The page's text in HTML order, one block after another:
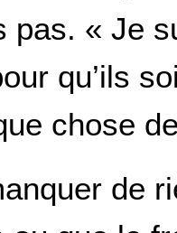
pas. « Je
qu’ils
chose
de